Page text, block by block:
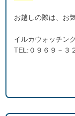
お越しの際は、お
イルカウォッチン
TEL:０９６９－３